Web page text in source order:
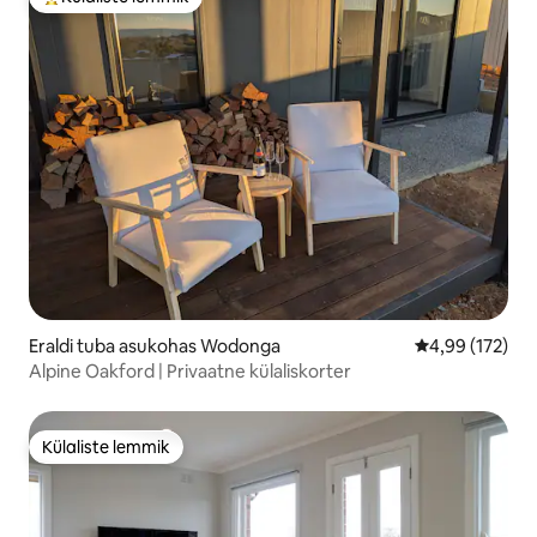
Külaliste suur lemmik
Eraldi tuba asukohas Wodonga Keskmine
4,99 (172)
Alpine Oakford | Privaatne külaliskorter
Külaliste lemmik
Külaliste lemmik